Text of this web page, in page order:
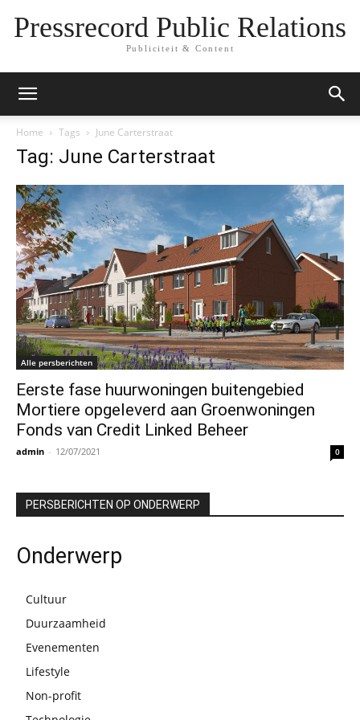
Pressrecord Public Relations
Publiciteit & Content
Home Tags June Carterstraat
Tag: June Carterstraat
Alle persberichten
Eerste fase huurwoningen buitengebied
Mortiere opgeleverd aan Groenwoningen
Fonds van Credit Linked Beheer
admin - 12/07/2021 0
PERSBERICHTEN OP ONDERWERP
Onderwerp
Cultuur
Duurzaamheid
Evenementen
Lifestyle
Non-profit